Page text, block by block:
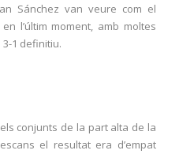
Sánchez van veure com el
l’últim moment, amb moltes
1 definitiu.
conjunts de la part alta de la
el resultat era d’empat